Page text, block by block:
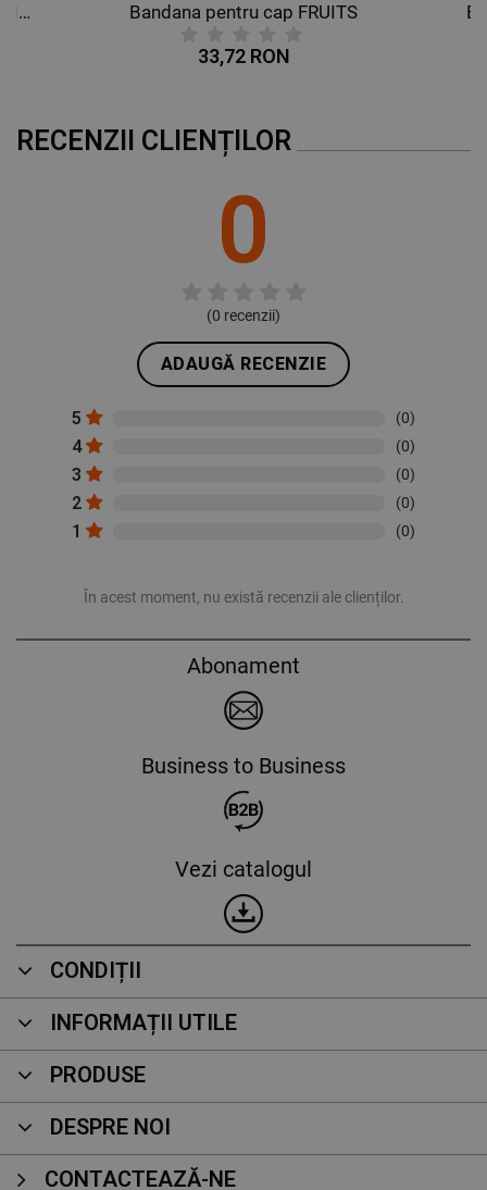
Bandana pentru cap BUTTERFLIES Bandana pentru cap FRUITS
33,72 RON
RECENZII CLIENȚILOR
0
(0 recenzii)
ADAUGĂ RECENZIE
5 (0)
4 (0)
3 (0)
2 (0)
1 (0)
În acest moment, nu există recenzii ale clienților.
Abonament
Business to Business
Vezi catalogul
CONDIȚII
INFORMAȚII UTILE
PRODUSE
DESPRE NOI
CONTACTEAZĂ-NE